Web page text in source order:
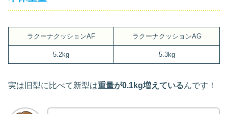
ラクーナクッションAF ラクーナクッションAG
5.2kg 5.3kg
実は旧型に比べて新型は重量が0.1kg増えているんです！